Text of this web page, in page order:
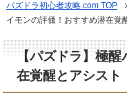
パズドラ初心者攻略.com TOP
イモンの評価！おすすめ潜在覚
【パズドラ】極醒
在覚醒とアシスト